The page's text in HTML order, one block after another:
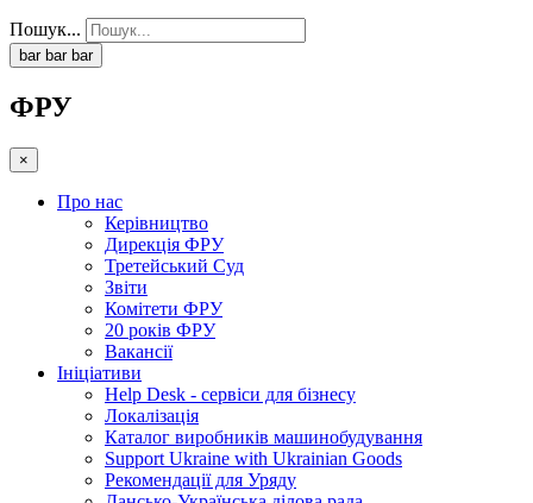
Пошук...
bar bar bar
ФРУ
×
Про нас
Керівництво
Дирекція ФРУ
Третейський Суд
Звіти
Комітети ФРУ
20 років ФРУ
Вакансії
Ініціативи
Help Desk - сервіси для бізнесу
Локалізація
Каталог виробників машинобудування
Support Ukraine with Ukrainian Goods
Рекомендації для Уряду